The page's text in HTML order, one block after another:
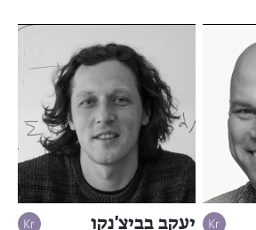
יעקב בביצ'נקו